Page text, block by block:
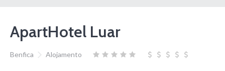
ApartHotel Luar
Benfica Alojamento